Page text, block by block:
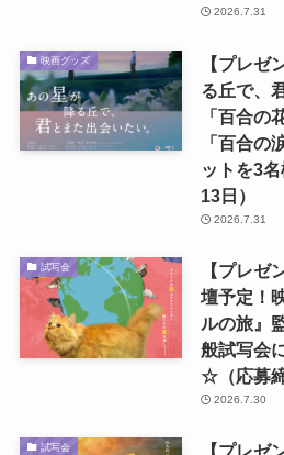
2026.7.31
映画グッズ
【プレゼ
る丘で、
「百合の
「百合の
ットを3
13日）
2026.7.31
試写会
【プレゼ
壇予定！
ルの旅』
般試写会
☆（応募
2026.7.30
試写会 【プレゼ